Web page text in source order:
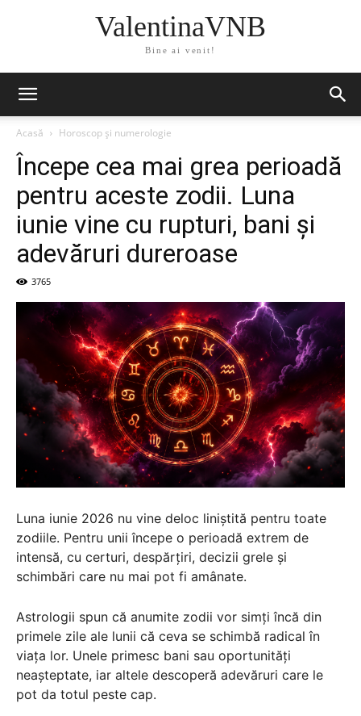
ValentinaVNB
Bine ai venit!
Acasă Horoscop și numerologie
Începe cea mai grea perioadă
pentru aceste zodii. Luna
iunie vine cu rupturi, bani și
adevăruri dureroase
3765
Luna iunie 2026 nu vine deloc liniștită pentru toate
zodiile. Pentru unii începe o perioadă extrem de
intensă, cu certuri, despărțiri, decizii grele și
schimbări care nu mai pot fi amânate.
Astrologii spun că anumite zodii vor simți încă din
primele zile ale lunii că ceva se schimbă radical în
viața lor. Unele primesc bani sau oportunități
neașteptate, iar altele descoperă adevăruri care le
pot da totul peste cap.